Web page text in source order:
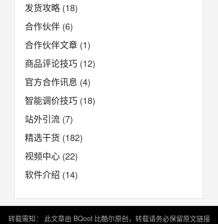
发货攻略 (18)
合作伙伴 (6)
合作伙伴文章 (1)
商品评论技巧 (12)
官方合作讯息 (4)
智能调价技巧 (18)
站外引流 (7)
精选干货 (182)
视频中心 (22)
软件介绍 (14)
转载需知： 此文章由 BQool 比酷尔原创，转载请务必保留原文链接